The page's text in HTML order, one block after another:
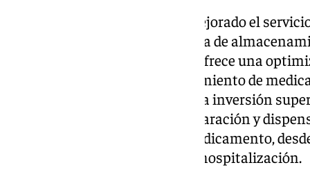
El Hospital de Antequera ha mejorado el
instalación de un nuevo sistema de
como carrusel horizontal, que ofrece una
logística integral del almacenamiento de
horizontal, que ha supuesto una inversión
disminuirá los tiempos de preparación y
la trazabilidad completa del medicamento,
hasta su salida en la planta de hospitalización.